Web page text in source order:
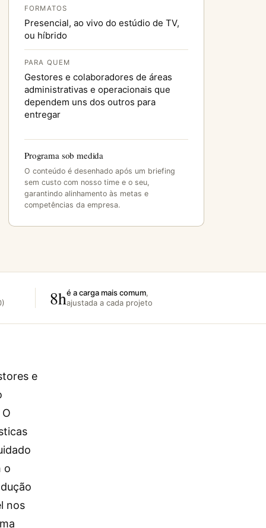
FORMATOS
Presencial, ao vivo do estúdio de TV,
ou híbrido
PARA QUEM
Gestores e colaboradores de áreas
administrativas e operacionais que
dependem uns dos outros para
entregar
Programa sob medida
O conteúdo é desenhado após um briefing
sem custo com nosso time e o seu,
garantindo alinhamento às metas e
competências da empresa.
8hé a carga mais comum,
ajustada a cada projeto
e
o
nos